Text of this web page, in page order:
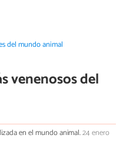
del mundo animal
venenosos del
en el mundo animal.24 enero